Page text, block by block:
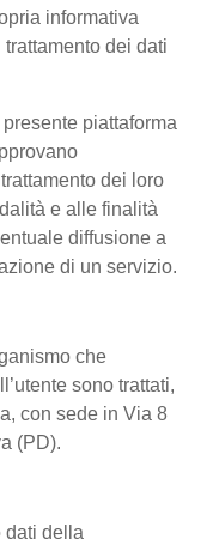
informativa
dei dati
piattaforma
dei loro
e alle finalità
diffusione a
di un servizio.
che
sono trattati,
con sede in Via 8
(PD).
dati della